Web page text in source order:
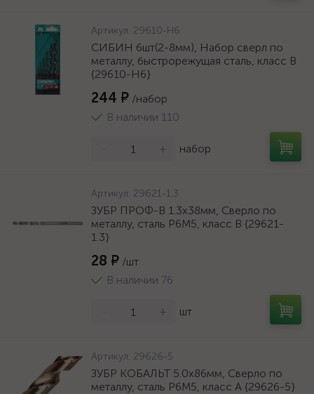
Артикул: 29610-H6
СИБИН 6шт(2-8мм), Набор сверл по
металлу, быстрорежущая сталь, класс В
{29610-H6}
244 ₽ /набор
В наличии 110
+ набор
Артикул: 29621-1.3
ЗУБР ПРОФ-В 1.3х38мм, Сверло по
металлу, сталь Р6М5, класс В {29621-
1.3}
28 ₽ /шт
В наличии 76
+ шт
Артикул: 29626-5
ЗУБР КОБАЛЬТ 5.0х86мм, Сверло по
металлу, сталь Р6М5, класс А {29626-5}